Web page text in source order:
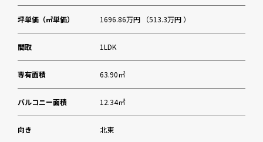
坪単価（㎡単価） 1696.86万円 （513.3万円 ）
間取 1LDK
専有面積 63.90㎡
バルコニー面積 12.34㎡
向き 北東